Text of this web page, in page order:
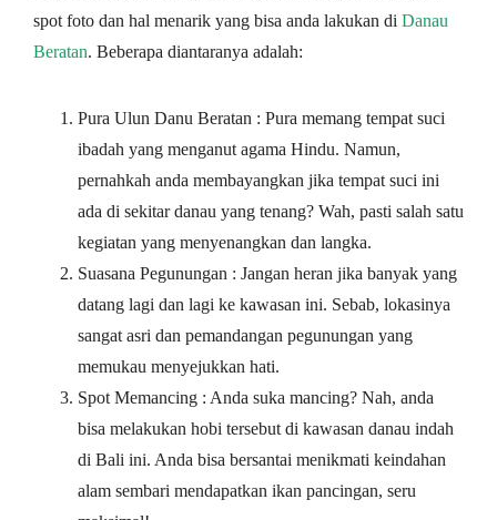
spot foto dan hal menarik yang bisa anda lakukan di Danau
Beratan. Beberapa diantaranya adalah:
Pura Ulun Danu Beratan : Pura memang tempat suci
ibadah yang menganut agama Hindu. Namun,
pernahkah anda membayangkan jika tempat suci ini
ada di sekitar danau yang tenang? Wah, pasti salah satu
kegiatan yang menyenangkan dan langka.
Suasana Pegunungan : Jangan heran jika banyak yang
datang lagi dan lagi ke kawasan ini. Sebab, lokasinya
sangat asri dan pemandangan pegunungan yang
memukau menyejukkan hati.
Spot Memancing : Anda suka mancing? Nah, anda
bisa melakukan hobi tersebut di kawasan danau indah
di Bali ini. Anda bisa bersantai menikmati keindahan
alam sembari mendapatkan ikan pancingan, seru